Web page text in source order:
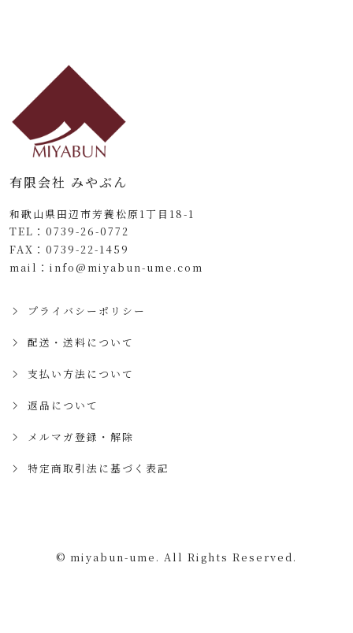
有限会社 みやぶん
和歌山県田辺市芳養松原1丁目18-1
TEL： 0739-26-0772
FAX： 0739-22-1459
mail： info@miyabun-ume.com
プライバシーポリシー
配送・送料について
支払い方法について
返品について
メルマガ登録・解除
特定商取引法に基づく表記
© miyabun-ume. All Rights Reserved.